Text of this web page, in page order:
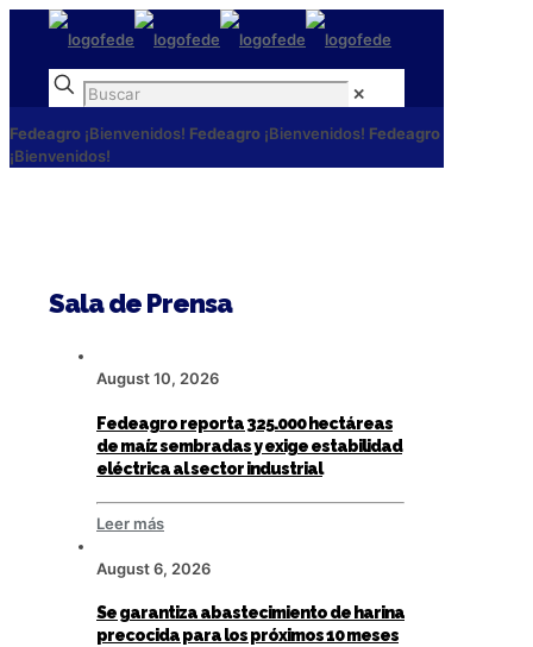
✕
Fedeagro ¡Bienvenidos! Fedeagro ¡Bienvenidos! Fedeagro
¡Bienvenidos!
Sala de Prensa
August 10, 2026
Fedeagro reporta 325.000 hectáreas
de maíz sembradas y exige estabilidad
eléctrica al sector industrial
Leer más
August 6, 2026
Se garantiza abastecimiento de harina
precocida para los próximos 10 meses